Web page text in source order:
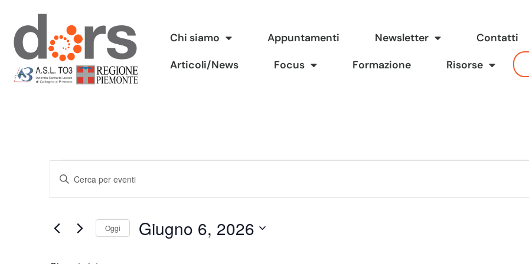
Vai
al
contenuto
Chi siamo Appuntamenti Newsletter Contatti
Articoli/News Focus Formazione Risorse
Eventi
Ricerca
viste
Inserisci
Cerca
Oggi Giugno 6, 2026